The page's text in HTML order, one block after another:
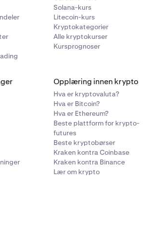
Solana-kurs
Litecoin-kurs
Kryptokategorier
Alle kryptokurser
Kursprognoser
Opplæring innen krypto
Hva er kryptovaluta?
Hva er Bitcoin?
Hva er Ethereum?
Beste plattform for krypto-
futures
Beste kryptobørser
Kraken kontra Coinbase
Kraken kontra Binance
Lær om krypto